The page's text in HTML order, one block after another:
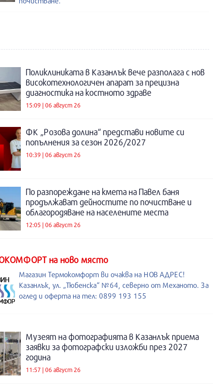
Поликлиниката в Казанлък вече разполага с нов
високотехнологичен апарат за прецизна
диагностика на костното здраве
15:09 | 06 август 26
ФК „Розова долина“ представи новите си
попълнения за сезон 2026/2027
10:39 | 06 август 26
По разпореждане на кмета на Павел баня
продължават дейностите по почистване и
облагородяване на населените места
12:05 | 06 август 26
на ново място
Магазин Термокомфорт ви очаква на НОВ АДРЕС!
Казанлък, ул. „Тюбенска“ №64, северно от Механото. За
оглед и оферта на тел: 0899 193 155
Музеят на фотографията в Казанлък приема
заявки за фотографски изложби през 2027
година
11:57 | 06 август 26